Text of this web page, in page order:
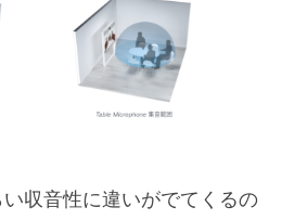
収音性に違いがでてくるの